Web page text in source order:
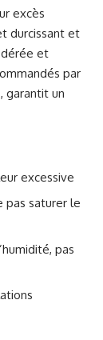
excès
durcissant et
et
par
, garantit un
excessive
pas saturer le
pas